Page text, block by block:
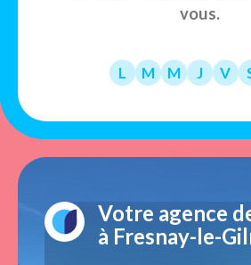
vous.
L M M J V
Votre agence
à Fresnay-le-